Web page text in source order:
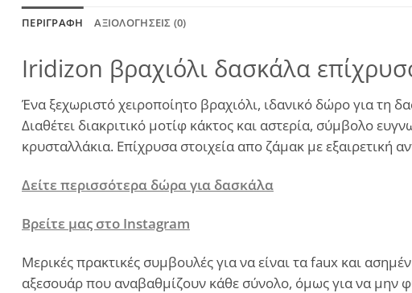
ΠΕΡΙΓΡΑΦΉ ΑΞΙΟΛΟΓΉΣΕΙΣ (0)
Iridizon βραχιόλι δασκάλα
Ένα ξεχωριστό χειροποίητο βραχιόλι, ιδανικό δώρο για τη
Διαθέτει διακριτικό μοτίφ κάκτος και αστερία, σύμβολο
κρυσταλλάκια. Επίχρυσα στοιχεία απο ζάμακ με
Δείτε περισσότερα δώρα για δασκάλα
Βρείτε μας στο Instagram
Μερικές πρακτικές συμβουλές για να είναι τα faux και
αξεσουάρ που αναβαθμίζουν κάθε σύνολο, όμως για να μην